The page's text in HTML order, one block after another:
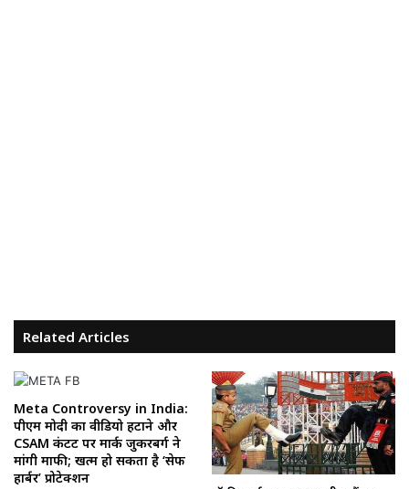
Related Articles
Meta Controversy in India:
पीएम मोदी का वीडियो हटाने और
CSAM कंटेंट पर मार्क जुकरबर्ग ने
मांगी माफी; खत्म हो सकता है ‘सेफ
हार्बर’ प्रोटेक्शन